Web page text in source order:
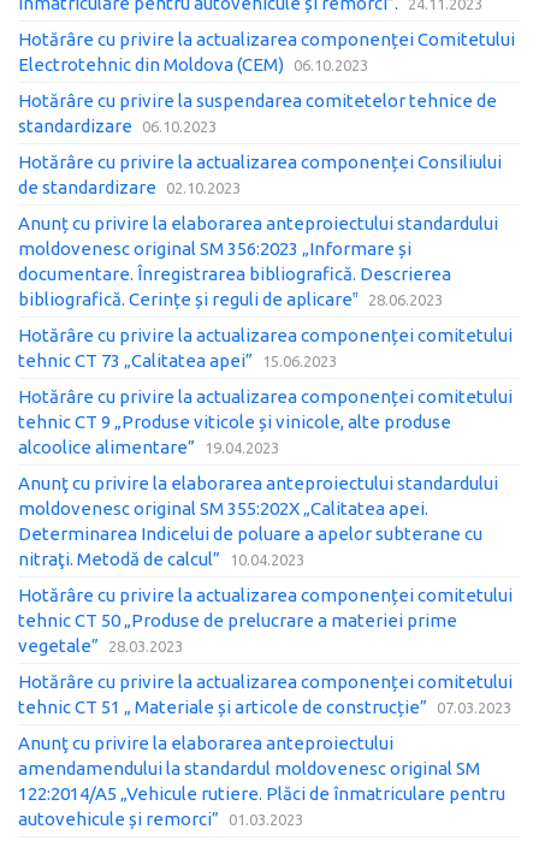
24.11.2023
Hotărâre cu privire la actualizarea componenței Comitetului
Electrotehnic din Moldova (CEM)
06.10.2023
Hotărâre cu privire la suspendarea comitetelor tehnice de
standardizare
06.10.2023
Hotărâre cu privire la actualizarea componenței Consiliului
de standardizare
02.10.2023
Anunț cu privire la elaborarea anteproiectului standardului
moldovenesc original SM 356:2023 „Informare și
documentare. Înregistrarea bibliografică. Descrierea
bibliografică. Cerințe și reguli de aplicare‟
28.06.2023
Hotărâre cu privire la actualizarea componenței comitetului
tehnic CT 73 „Calitatea apei”
15.06.2023
Hotărâre cu privire la actualizarea componenței comitetului
tehnic CT 9 „Produse viticole și vinicole, alte produse
alcoolice alimentare”
19.04.2023
Anunţ cu privire la elaborarea anteproiectului standardului
moldovenesc original SM 355:202X „Calitatea apei.
Determinarea Indicelui de poluare a apelor subterane cu
nitraţi. Metodă de calcul”
10.04.2023
Hotărâre cu privire la actualizarea componenței comitetului
tehnic CT 50 „Produse de prelucrare a materiei prime
vegetale”
28.03.2023
Hotărâre cu privire la actualizarea componenței comitetului
tehnic CT 51 „ Materiale și articole de construcție”
07.03.2023
Anunţ cu privire la elaborarea anteproiectului
amendamendului la standardul moldovenesc original SM
122:2014/A5 „Vehicule rutiere. Plăci de înmatriculare pentru
autovehicule și remorci”
01.03.2023